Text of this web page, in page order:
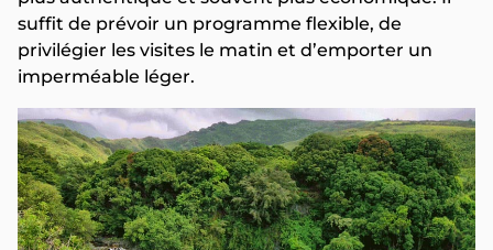
suffit de prévoir un programme flexible, de
privilégier les visites le matin et d’emporter un
imperméable léger.